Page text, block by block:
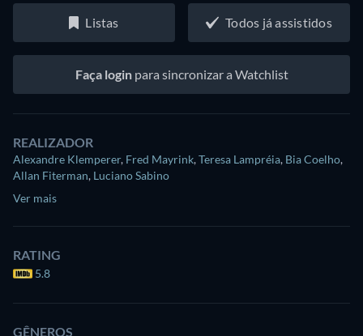
Listas Todos já assistidos
Faça loginpara sincronizar a Watchlist
REALIZADOR
Alexandre Klemperer, Fred Mayrink,Teresa Lampréia, Bia Coelho,
Allan Fiterman, Luciano Sabino
Ver mais
RATING
5.8
GÊNEROS